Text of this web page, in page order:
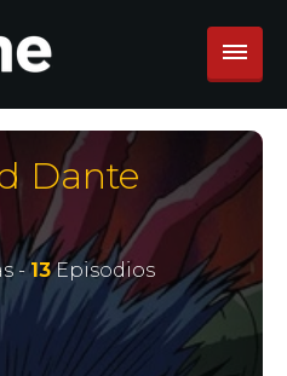
Dante
-13Episodios